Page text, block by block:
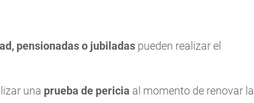
pensionadas o jubiladas pueden realizar el
una prueba de pericia al momento de renovar la